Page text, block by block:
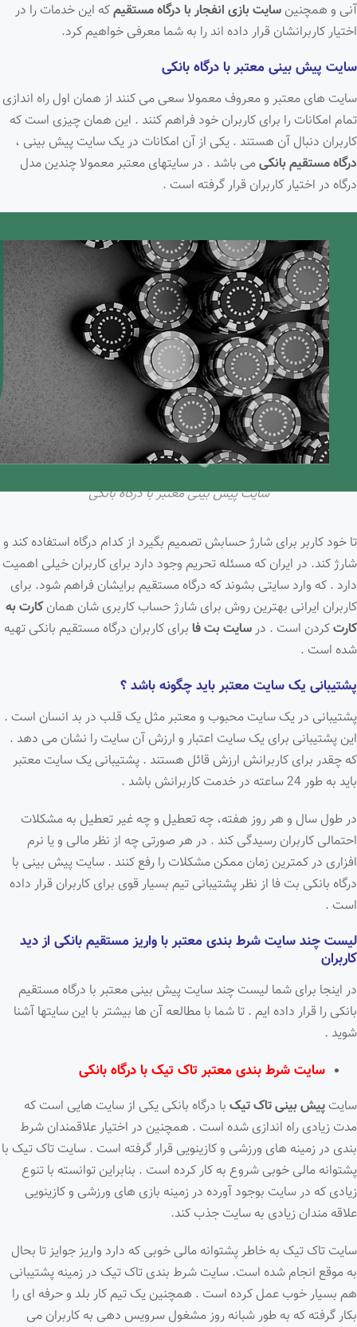
آنی و همچنین سایت بازی انفجار با درگاه مستقیمکه این خدمات را در
اختیار کاربرانشان قرار داده اند را به شما معرفی خواهیم کرد.
سایت پیش بینی معتبر با درگاه بانکی
سایت های معتبر و معروف معمولا سعی می کنند از همان اول راه اندازی
تمام امکانات را برای کاربران خود فراهم کنند . این همان چیزی است که
کاربران دنبال آن هستند . یکی از آن امکانات در یک سایت پیش بینی ،
درگاه مستقیم بانکیمی باشد . در سایتهای معتبر معمولا چندین مدل
درگاه در اختیار کاربران قرار گرفته است .
سایت پیش بینی معتبر با درگاه بانکی
تا خود کاربر برای شارژ حسابش تصمیم بگیرد از کدام درگاه استفاده کند و
شارژ کند. در ایران که مسئله تحریم وجود دارد برای کاربران خیلی اهمیت
دارد . که وارد سایتی بشوند که درگاه مستقیم برایشان فراهم شود. برای
کاربران ایرانی بهترین روش برای شارژ حساب کاربری شان همانکارت به
کارتکردن است . درسایت بت فا برای کاربران درگاه مستقیم بانکی تهیه
شده است .
پشتیبانی یک سایت معتبر باید چگونه باشد ؟
پشتیبانی در یک سایت محبوب و معتبر مثل یک قلب در بد انسان است .
این پشتیبانی برای یک سایت اعتبار و ارزش آن سایت را نشان می دهد .
که چقدر برای کاربرانش ارزش قائل هستند . پشتیبانی یک سایت معتبر
باید به طور 24 ساعته در خدمت کاربرانش باشد .
در طول سال و هر روز هفته، چه تعطیل و چه غیر تعطیل به مشکلات
احتمالی کاربران رسیدگی کند . در هر صورتی چه از نظر مالی و یا نرم
افزاری در کمترین زمان ممکن مشکلات را رفع کنند . سایت پیش بینی با
درگاه بانکی بت فا از نظر پشتیبانی تیم بسیار قوی برای کاربران قرار داده
است .
لیست چند سایت شرط بندی معتبر با واریز مستقیم بانکی از دید
کاربران
در اینجا برای شما لیست چند سایت پیش بینی معتبر با درگاه مستقیم
بانکی را قرار داده ایم . تا شما با مطالعه آن ها بیشتر با این سایتها آشنا
شوید .
سایت شرط بندی معتبر تاک تیک با درگاه بانکی
سایت پیش بینی تاک تیک با درگاه بانکی یکی از سایت هایی است که
مدت زیادی راه اندازی شده است . همچنین در اختیار علاقمندان شرط
بندی در زمینه های ورزشی و کازینویی قرار گرفته است . سایت تاک تیک با
پشتوانه مالی خوبی شروع به کار کرده است . بنابراین توانسته با تنوع
زیادی که در سایت بوجود آورده در زمینه بازی های ورزشی و کازینویی
علاقه مندان زیادی به سایت جذب کند.
سایت تاک تیک به خاطر پشتوانه مالی خوبی که دارد واریز جوایز تا بحال
به موقع انجام شده است. سایت شرط بندی تاک تیک در زمینه پشتیبانی
هم بسیار خوب عمل کرده است . همچنین یک تیم کار بلد و حرفه ای را
بکار گرفته که به طور شبانه روز مشغول سرویس دهی به کاربران می